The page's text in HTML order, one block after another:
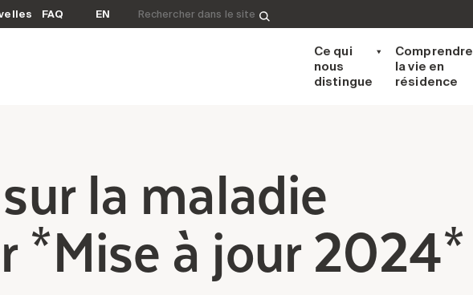
FAQ EN Rechercher&nbsp;:
Ce qui
nous
distingue
Comprendre
la vie en
résidence
la maladie
*Mise à jour 2024*